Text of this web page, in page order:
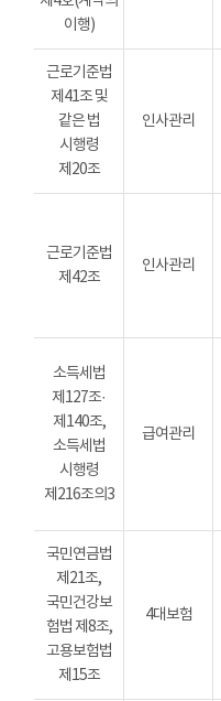
이행)
근로기준법
제41조 및
같은 법
시행령
제20조
인사관리
근로기준법
제42조
인사관리
소득세법
제127조·
제140조,
소득세법
시행령
제216조의3
급여관리
국민연금법
제21조,
국민건강보
험법 제8조,
고용보험법
제15조
4대보험